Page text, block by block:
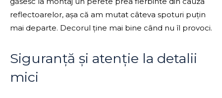
reflectoarelor, așa că am mutat câteva spoturi puțin
mai departe. Decorul ține mai bine când nu îl provoci.
Siguranță și atenție la detalii
mici